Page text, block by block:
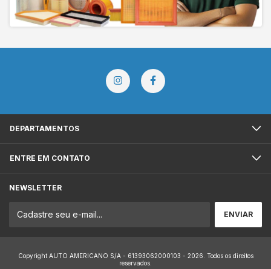
DEPARTAMENTOS
ENTRE EM CONTATO
NEWSLETTER
Copyright AUTO AMERICANO S/A - 61393062000103 - 2026. Todos os direitos
reservados.